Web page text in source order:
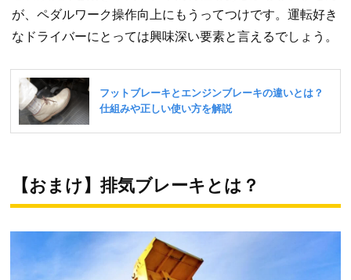
が、ペダルワーク操作向上にもうってつけです。運転好き
なドライバーにとっては興味深い要素と言えるでしょう。
【おまけ】排気ブレーキとは？